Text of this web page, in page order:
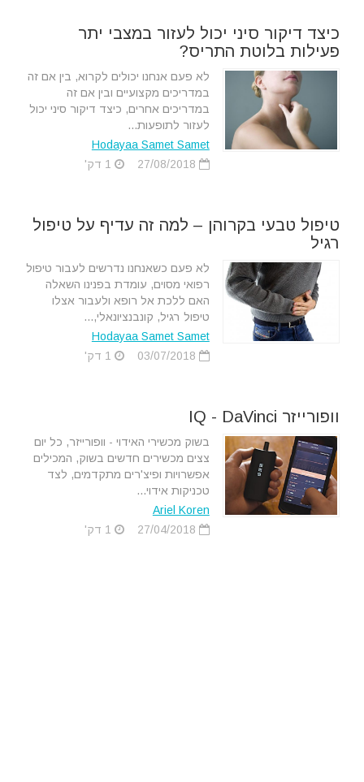
כיצד דיקור סיני יכול לעזור במצבי יתר
פעילות בלוטת התריס?
לא פעם אנחנו יכולים לקרוא, בין אם זה
במדריכים מקצועיים ובין אם זה
במדריכים אחרים, כיצד דיקור סיני יכול
לעזור לתופעות...
Hodayaa Samet Samet
טיפול טבעי בקרוהן – למה זה עדיף על טיפול
רגיל
לא פעם כשאנחנו נדרשים לעבור טיפול
רפואי מסוים, עומדת בפנינו השאלה
האם ללכת אל רופא ולעבור אצלו
טיפול רגיל, קונבנציונאלי,...
Hodayaa Samet Samet
וופורייזר IQ - DaVinci
בשוק מכשירי האידוי - וופורייזר, כל יום
צצים מכשירים חדשים בשוק, המכילים
אפשרויות ופיצ'רים מתקדמים, לצד
טכניקות אידוי...
Ariel Koren